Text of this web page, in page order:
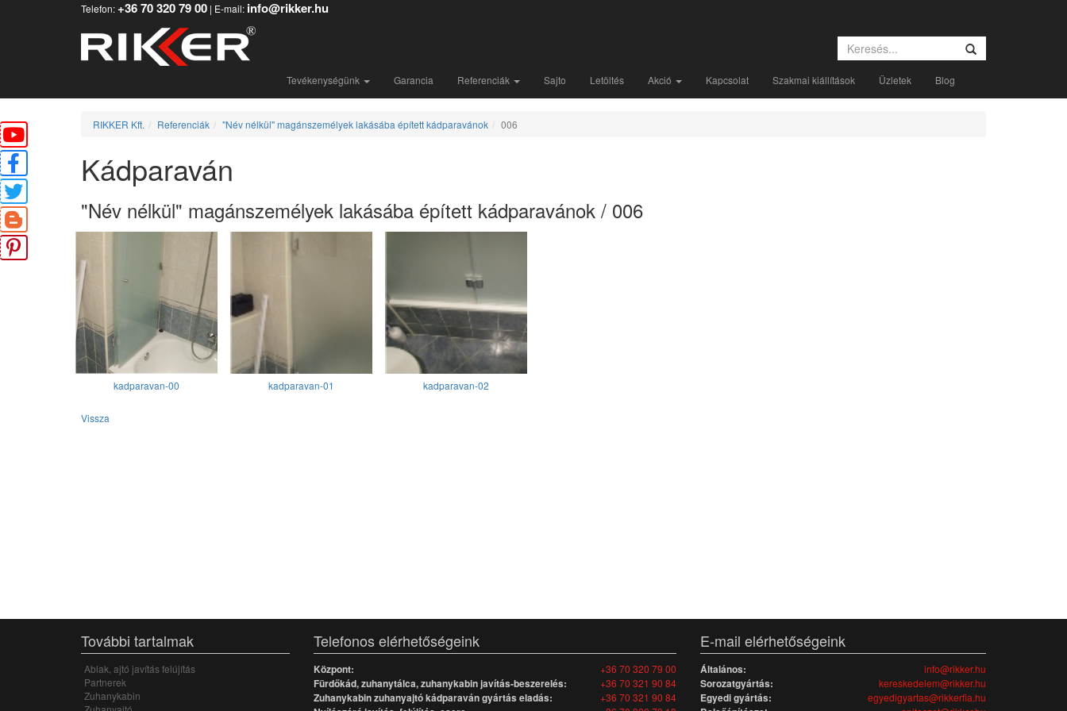
Telefon: +36 70 320 79 00 | E-mail: info@rikker.hu
Tevékenységünk Garancia Referenciák Sajto Letöltés Akció Kapcsolat Szakmai kiállítások Üzletek Blog
RIKKER Kft. Referenciák "Név nélkül" magánszemélyek lakásába épített kádparavánok 006
Kádparaván
"Név nélkül" magánszemélyek lakásába épített kádparavánok / 006
kadparavan-00 kadparavan-01 kadparavan-02
Vissza
További tartalmak
Ablak, ajtó javítás felújítás
Partnerek
Zuhanykabin
Telefonos elérhetőségeink
Központ: +36 70 320 79 00
Fürdőkád, zuhanytálca, zuhanykabin javítás-beszerelés: +36 70 321 90 84
Zuhanykabin zuhanyajtó kádparaván gyártás eladás: +36 70 321 90 84
E-mail elérhetőségeink
Általános: info@rikker.hu
Sorozatgyártás: kereskedelem@rikker.hu
Egyedi gyártás: egyedigyartas@rikkerfia.hu